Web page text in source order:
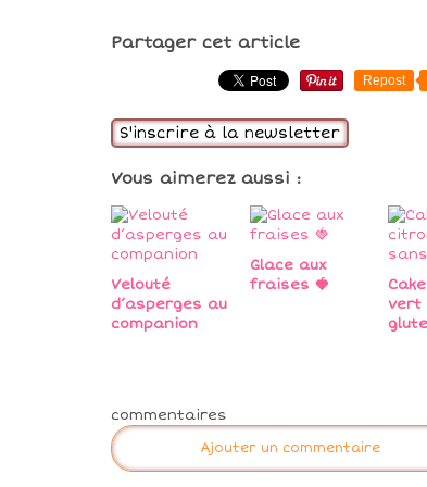
Partager cet article
Repost
S'inscrire à la newsletter
Vous aimerez aussi :
Velouté
d’asperges au
companion
Glace aux
fraises 🍓
vert
commentaires
Ajouter un commentaire